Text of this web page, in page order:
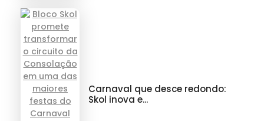
Carnaval que desce redondo:
Skol inova e...